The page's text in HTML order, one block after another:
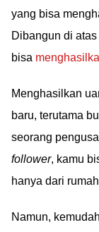
yang bisa
Dibangun di
bisa
Menghasilkan
baru, terutama
seorang
follower, kamu
hanya dari
Namun,